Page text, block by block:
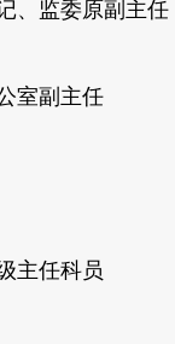
、监委原副主
室副主任
主任科员